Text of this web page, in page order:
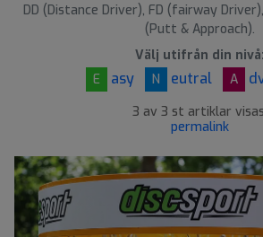
DD (Distance Driver), FD (fairway
(Putt & Approach).
Välj utifrån din nivå:
E
asy N eutral A
3 av 3 st artiklar
permalink